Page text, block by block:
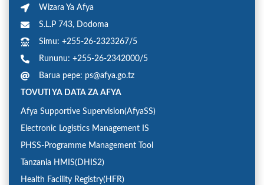
Wizara Ya Afya
S.L.P 743, Dodoma
Simu: +255-26-2323267/5
Rununu: +255-26-2342000/5
Barua pepe: ps@afya.go.tz
TOVUTI YA DATA ZA AFYA
Afya Supportive Supervision(AfyaSS)
Electronic Logistics Management IS
PHSS-Programme Management Tool
Tanzania HMIS(DHIS2)
Health Facility Registry(HFR)